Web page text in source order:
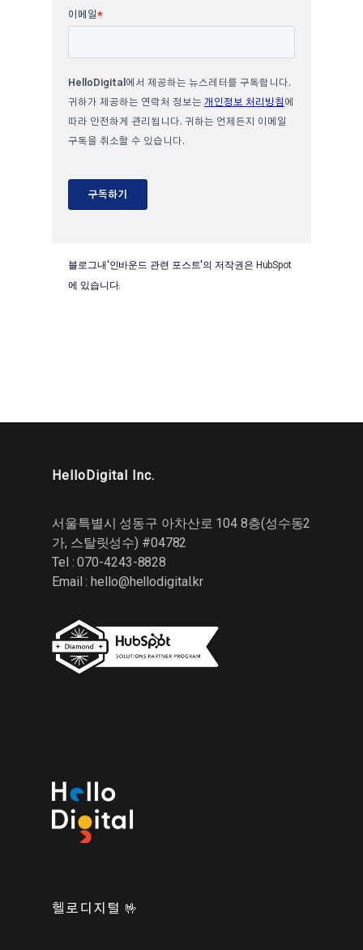
블로그내'인바운드 관련 포스트'의 저작권은 HubSpot
에 있습니다.
HelloDigital Inc.
서울특별시 성동구 아차산로 104 8층(성수동2
가, 스탈릿성수) #04782
Tel : 070-4243-8828
Email :hello@hellodigital.kr
헬로디지털 🤟